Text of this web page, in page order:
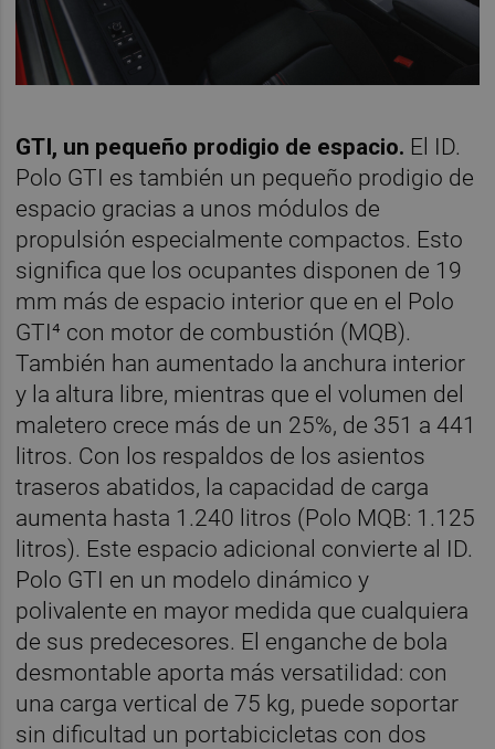
GTI, un pequeño prodigio de espacio. El ID.
Polo GTI es también un pequeño prodigio de
espacio gracias a unos módulos de
propulsión especialmente compactos. Esto
significa que los ocupantes disponen de 19
mm más de espacio interior que en el Polo
GTI⁴ con motor de combustión (MQB).
También han aumentado la anchura interior
y la altura libre, mientras que el volumen del
maletero crece más de un 25%, de 351 a 441
litros. Con los respaldos de los asientos
traseros abatidos, la capacidad de carga
aumenta hasta 1.240 litros (Polo MQB: 1.125
litros). Este espacio adicional convierte al ID.
Polo GTI en un modelo dinámico y
polivalente en mayor medida que cualquiera
de sus predecesores. El enganche de bola
desmontable aporta más versatilidad: con
una carga vertical de 75 kg, puede soportar
sin dificultad un portabicicletas con dos